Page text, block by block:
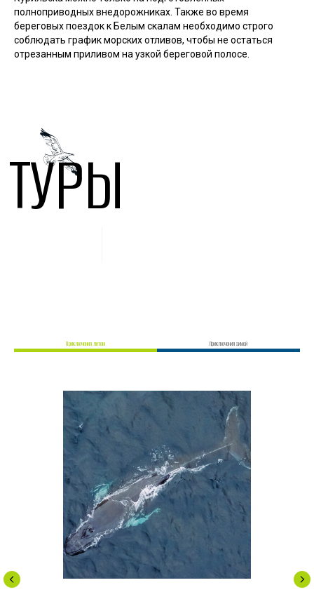
полноприводных внедорожниках. Также во время
береговых поездок к Белым скалам необходимо строго
соблюдать график морских отливов, чтобы не остаться
отрезанным приливом на узкой береговой полосе.
ТУРЫ
Приключения летом Приключения зимой